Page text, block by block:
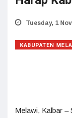
Tuesday, 1
KABUPATEN
Melawi, Kalbar –